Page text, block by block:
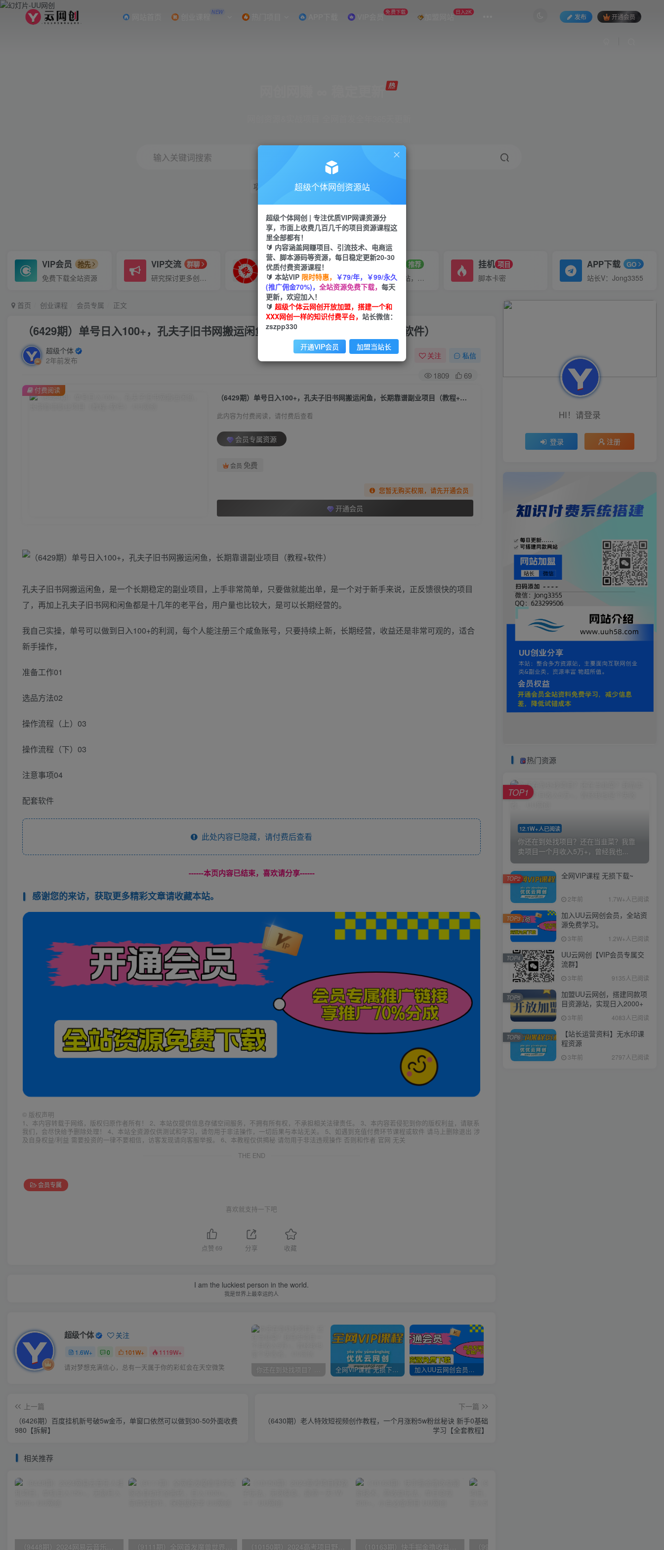
创业课程 NEW 热门项目 APP下载 VIP会员 免费下载 加盟网站 日入2K
发布 开通会员
输入关键词搜索
项目 引流 短视频 小红书
VIP会员 抢先
免费下载全站资源
VIP交流 群聊
研究探讨更多创业项目路子。
VIP推广
70%分佣
会员专属推广链接
招募站长 推荐
搭建同款网站，自己当老板
挂机 项目
脚本卡密
APP下载 GO
站长V：Jong3355
首页 创业课程 会员专属 正文
（6429期）单号日入100+，孔夫子旧书网搬运闲鱼，长期靠谱副业项目（教程+软件）
超级个体
2年前发布
关注 私信
1809 69
（6429期）单号日入100+，孔夫子旧书网搬运闲鱼，长期靠谱副业项目（教程+软件）
此内容为付费阅读，请付费后查看
会员专属资源
会员 免费
您暂无购买权限，请先开通会员
开通会员
付费阅读
孔夫子旧书网搬运闲鱼，是一个长期稳定的副业项目，上手非常简单，只要做就能出单，是一个对于新手来说，正反馈很快的项目
了，再加上孔夫子旧书网和闲鱼都是十几年的老平台，用户量也比较大，是可以长期经营的。
我自己实操，单号可以做到日入100+的利润，每个人能注册三个咸鱼账号，只要持续上新，长期经营，收益还是非常可观的，适合
新手操作，
准备工作01
选品方法02
操作流程（上）03
操作流程（下）03
注意事项04
配套软件
此处内容已隐藏，请付费后查看
------本页内容已结束，喜欢请分享------
感谢您的来访，获取更多精彩文章请收藏本站。
© 版权声明
1、本内容转载于网络，版权归原作者所有！ 2、本站仅提供信息存储空间服务，不拥有所有权，不承担相关法律责任。 3、本内容若侵犯到你的版权利益，请联系
我们，会尽快给予删除处理！ 4、本站全资源仅供测试和学习，请勿用于非法操作，一切后果与本站无关。 5、如遇到充值付费环节课程或软件 请马上删除退出 涉
及自身权益/利益 需要投资的一律不要相信，访客发现请向客服举报。 6、本教程仅供揭秘 请勿用于非法违规操作 否则和作者 官网 无关
THE END
会员专属
喜欢就支持一下吧
点赞 69 分享 收藏
I am the luckiest person in the world.
我是世界上最幸运的人
超级个体 关注
1.6W+ 0 101W+ 1119W+
请对梦想充满信心，总有一天属于你的彩虹会在天空微笑 你还在到处找项目？还在当韭菜？我靠卖项目一个月收入5万+，曾经我也是个失败者。 全网VIP课程 无损下载~ 加入UU云网创会员，全站资源免费学习。
上一篇
（6426期）百度挂机新号破5w金币，单窗口依然可以做到30-50外面收费
980【拆解】
下一篇
（6430期）老人特效短视频创作教程，一个月涨粉5w粉丝秘诀 新手0基础
学习【全套教程】
相关推荐
（9448期）2024网易云音乐人挂机项目，单机日入150+，无脑月入5000+ （9111期）全网首发魔兽世界美服全自动打金搬砖，日入1000+，简单好操作，保姆级教学 （10150期）2024高考项目野路子玩法，无限裂变，最高一天1W＋！ （10163期）快手掘金撸收益最新技术，高收益玩法，单日变现500+，小白必备项目
HI！请登录
登录 注册
热门资源
12.1W+人已阅读
你还在到处找项目？还在当韭菜？我靠
卖项目一个月收入5万+，曾经我也...
TOP1
全网VIP课程 无损下载~
2年前 1.7W+人已阅读
TOP2
加入UU云网创会员，全站资
源免费学习。
3年前 1.2W+人已阅读
TOP3
UU云网创【VIP会员专属交
流群】
3年前 9135人已阅读
TOP4
加盟UU云网创，搭建同款项
目资源站，实现日入2000+
3年前 4083人已阅读
TOP5
【站长运营资料】无水印课
程资源
3年前 2797人已阅读
TOP6
超级个体网创资源站
超级个体网创 | 专注优质VIP网课资源分
享，市面上收费几百几千的项目资源课程这
里全部都有！
🔰 内容涵盖网赚项目、引流技术、电商运
营、脚本源码等资源，每日稳定更新20-30
优质付费资源课程！
🔰 本站VIP 限时特惠， ￥79/年，￥99/永久
(推广佣金70%)， 全站资源免费下载， 每天
更新，欢迎加入！
🔰 超级个体云网创开放加盟，搭建一个和
XXX网创一样的知识付费平台， 站长微信：
zszpp330
开通VIP会员 加盟当站长